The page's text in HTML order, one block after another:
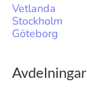
Vetlanda
Stockholm
Göteborg
Avdelningar